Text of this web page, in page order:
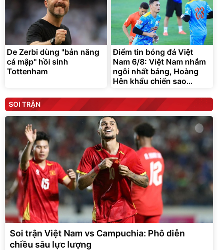
De Zerbi dùng ''bản năng
cá mập'' hồi sinh
Tottenham
Điểm tin bóng đá Việt
Nam 6/8: Việt Nam nhắm
ngôi nhất bảng, Hoàng
Hên khẩu chiến sao
SOI TRẬN
Soi trận Việt Nam vs Campuchia: Phô diễn
chiều sâu lực lượng